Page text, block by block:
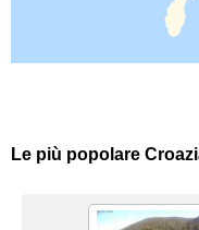
Le più popolare